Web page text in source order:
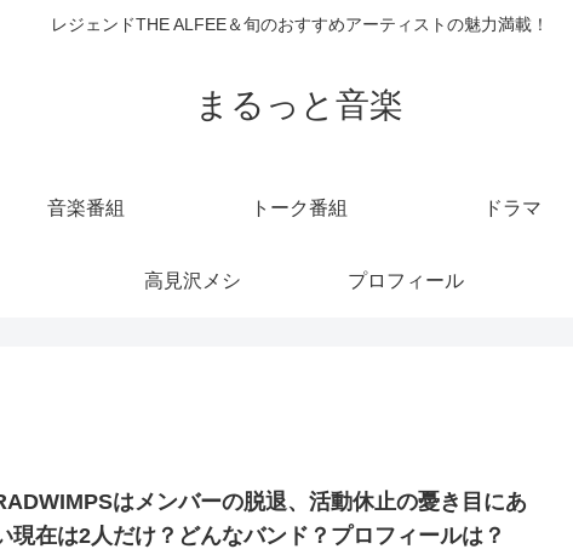
レジェンドTHE ALFEE＆旬のおすすめアーティストの魅力満載！
まるっと音楽
音楽番組 トーク番組 ドラマ
高見沢メシ プロフィール
はメンバーの脱退、活動休止の憂き目にあ
現在は2人だけ？どんなバンド？プロフィールは？